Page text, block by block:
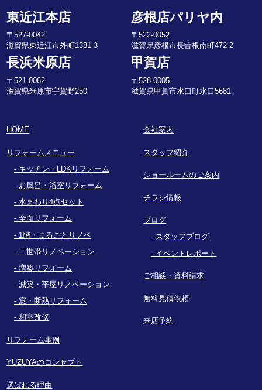
東近江本店
〒527-0042
滋賀県東近江市外町1381-3
彦根店パリヤ内
〒522-0052
滋賀県彦根市長曽根南町472-2
長浜米原店
〒521-0062
滋賀県米原市宇賀野250
甲賀店
〒528-0005
滋賀県甲賀市水口町水口5681
HOME
リフォームメニュー
キッチン・LDKリフォーム
お風呂・浴室リフォーム
水まわり4点セット
全面リフォーム
1階・まるごとリノベ
二世帯リノベーション
増築リフォーム
減築・平屋リノベーション
窓・断熱リフォーム
和室改修
リフォーム事例
YUZUYAのコンセプト
選ばれる理由
会社案内
スタッフ紹介
ショールームのご案内
チラシ情報
ブログ
スタッフブログ
イベントレポート
ご相談・資料請求
無料見積依頼
来店予約